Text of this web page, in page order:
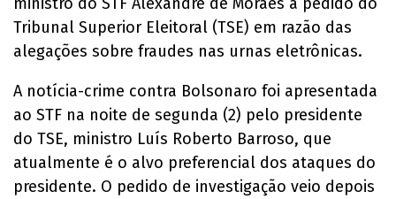
Tribunal Superior Eleitoral (TSE) em razão das
alegações sobre fraudes nas urnas eletrônicas.
A notícia-crime contra Bolsonaro foi apresentada
ao STF na noite de segunda (2) pelo presidente
do TSE, ministro Luís Roberto Barroso, que
atualmente é o alvo preferencial dos ataques do
presidente. O pedido de investigação veio depois